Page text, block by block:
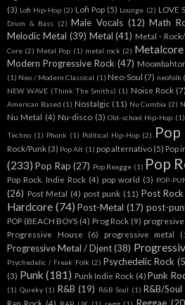
(3) Lofi Hip-Hop (2) Lofi Pop (5) Lounge (2) LOVE
Drum & Bass (2) Male Vocals (12) Math
Melodic Metal (39) Metal (41) Metal -
Core (2) Metal Pop (1) metal rock (2) Metalcore
Modern Progressive Rock (47)
(1) Neo / Modern Classical (1) Neo-Soul (7) neofolk
NEW WAVE (Think The Smiths) (1) Noise Rock (7)
American Based (1) Nostalgic (11) Nu Cumbia (2)
Nu Metal (4) Nu-disco (3) Old-school Hip-Hop (1)
Techno (1) Phonk (1) Political Hip-Hop (2) Pop
Rock/Punk (3) Pop Alt (1) pop alternativo (5) Pop
(233) Pop Rap (27) Pop Reagge (1) Pop
Pop Rock. Indie Rock (4) pop world (3) POP-
(26) Post Metal (4) post punk (11) Post Rock
Hardcore (74) Post-Metal (17) post-
POP (BEACH BOYS (4) Prog Rock (9)
Progressive House (6) progressive metal
Progressive Metal / Djent (38)
Psychedelic / Freak Folk (2) Psychedelic Rock
(3) Punk (181) Punk Indie Rock (4) Punk
(1) Quieky (1) R&B (19) R&B Soul (1) R&B/Soul
Rap Rock (4)